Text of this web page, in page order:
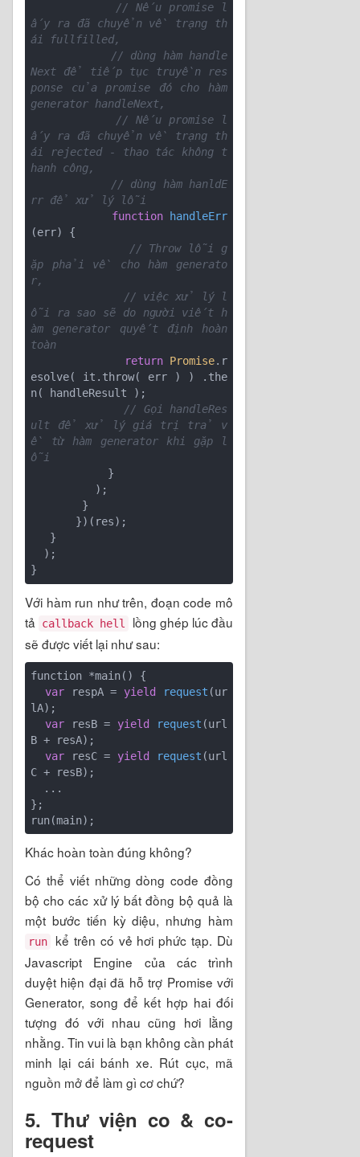
// Nếu promise l
ấy ra đã chuyển về trạng th
ái fullfilled,
// dùng hàm handle
Next để tiếp tục truyền res
ponse của promise đó cho hàm
generator handleNext,
// Nếu promise l
ấy ra đã chuyển về trạng th
ái rejected - thao tác không t
hanh công,
// dùng hàm hanldE
rr để xử lý lỗi
function
handleErr
(err) {
// Throw lỗi g
ặp phải về cho hàm generato
r,
// việc xử lý l
ỗi ra sao sẽ do người viết h
àm generator quyết định hoàn
toàn
return Promise.r
esolve( it.throw( err ) ) .the
n( handleResult );
// Gọi handleRes
ult để xử lý giá trị trả v
ề từ hàm generator khi gặp l
ỗi
Với hàm run như trên, đoạn code mô
tả
callback hell
lồng ghép lúc đầu
sẽ được viết lại như sau:
function *main() {
var respA = yield request (ur
lA) ;
var resB = yield request (url
B + resA) ;
var resC = yield request (url
C + resB) ;
};
Khác hoàn toàn đúng không?
Có thể viết những dòng code đồng
bộ cho các xử lý bất đồng bộ quả là
một bước tiến kỳ diệu, nhưng hàm
run
kể trên có vẻ hơi phức tạp. Dù
Javascript Engine của các trình
duyệt hiện đại đã hỗ trợ Promise với
Generator, song để kết hợp hai đối
tượng đó với nhau cũng hơi lằng
nhằng. Tin vui là bạn không cần phát
minh lại cái bánh xe. Rút cục, mã
nguồn mở để làm gì cơ chứ?
5. Thư viện co & co-
request